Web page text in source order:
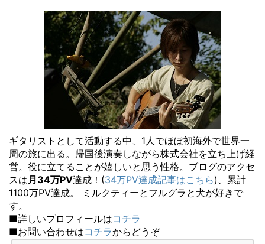
ギタリストとして活動する中、1人でほぼ初海外で世界一
周の旅に出る。帰国後演奏しながら株式会社を立ち上げ経
営。役に立てることが嬉しいと思う性格。ブログのアクセ
スは月34万PV達成！(34万PV達成記事はこちら)、累計
1100万PV達成。 ミルクティーとフルグラと犬が好きで
す。
■詳しいプロフィールはコチラ
■お問い合わせはコチラからどうぞ